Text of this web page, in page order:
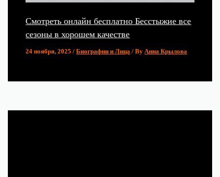
Смотреть онлайн бесплатно Бесстыжие все
сезоны в хорошем качестве
24 ноября, 2025/Биографии и Лица / ByАнна Крылова